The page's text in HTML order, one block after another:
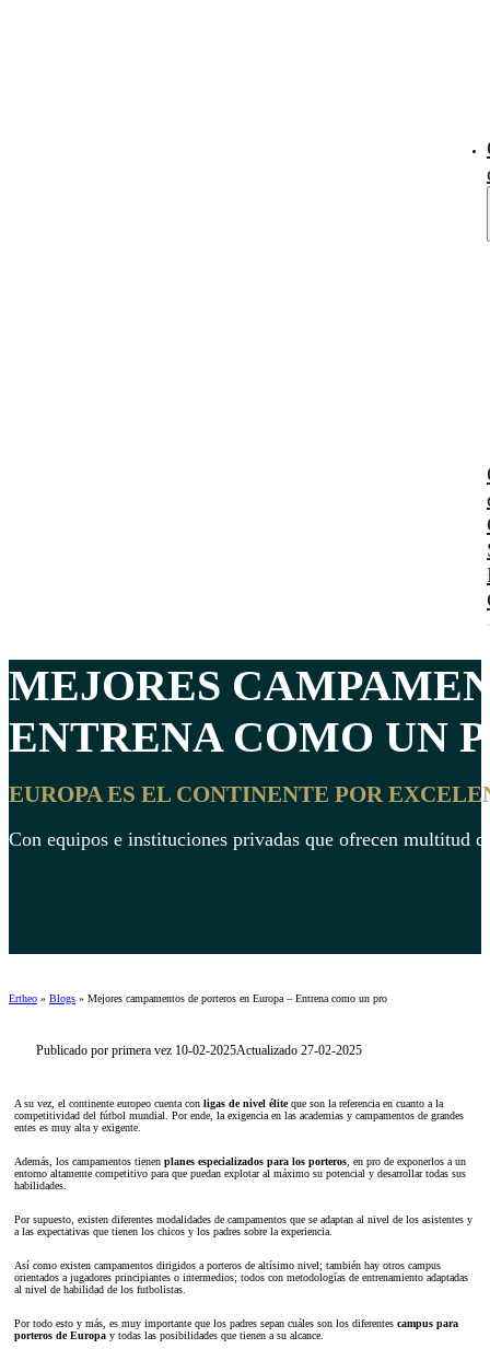
MEJORES
ENTRENA COMO UN
EUROPA ES EL CONTINENTE POR
Con equipos e instituciones privadas que ofrecen multitud
Ertheo » Blogs » Mejores campamentos de porteros en Europa – Entrena como un pro
Publicado por primera vez 10-02-2025Actualizado 27-02-2025
A su vez, el continente europeo cuenta con ligas de nivel éliteque son la referencia en cuanto a la
competitividad del fútbol mundial. Por ende, la exigencia en las academias y campamentos de grandes
entes es muy alta y exigente.
Además, los campamentos tienen planes especializados para los porteros , en pro de exponerlos a un
entorno altamente competitivo para que puedan explotar al máximo su potencial y desarrollar todas sus
habilidades.
Por supuesto, existen diferentes modalidades de campamentos que se adaptan al nivel de los asistentes y
a las expectativas que tienen los chicos y los padres sobre la experiencia.
Así como existen campamentos dirigidos a porteros de altísimo nivel; también hay otros campus
orientados a jugadores principiantes o intermedios; todos con metodologías de entrenamiento adaptadas
al nivel de habilidad de los futbolistas.
Por todo esto y más, es muy importante que los padres sepan cuáles son los diferentes campus para
porteros de Europa y todas las posibilidades que tienen a su alcance.